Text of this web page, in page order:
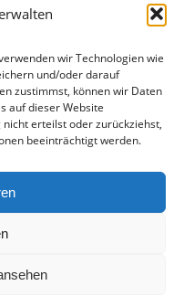
wir Technologien wie
und/oder darauf
zustimmst, können wir Daten
auf dieser Website
erteilst oder zurückziehst,
beeinträchtigt werden.
Mannschaften